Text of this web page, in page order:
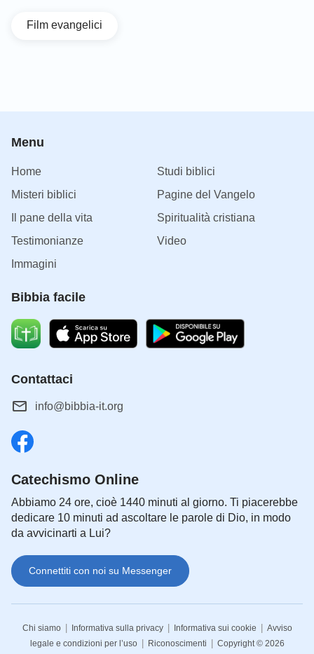
Film evangelici
Menu
Home
Studi biblici
Misteri biblici
Pagine del Vangelo
Il pane della vita
Spiritualità cristiana
Testimonianze
Video
Immagini
Bibbia facile
Contattaci
info@bibbia-it.org
Catechismo Online
Abbiamo 24 ore, cioè 1440 minuti al giorno. Ti piacerebbe
dedicare 10 minuti ad ascoltare le parole di Dio, in modo
da avvicinarti a Lui?
Connettiti con noi su Messenger
Chi siamo | Informativa sulla privacy | Informativa sui cookie | Avviso
legale e condizioni per l’uso | Riconoscimenti | Copyright © 2026